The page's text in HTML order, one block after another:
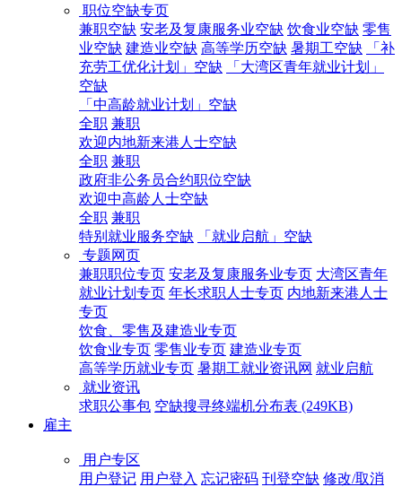
职位空缺专页
兼职空缺 安老及复康服务业空缺 饮食业空缺 零售
业空缺 建造业空缺 高等学历空缺 暑期工空缺
「补
充劳工优化计划」空缺
「大湾区青年就业计划」
空缺
「中高龄就业计划」空缺
全职 兼职
欢迎内地新来港人士空缺
全职 兼职
政府非公务员合约职位空缺
欢迎中高龄人士空缺
全职 兼职
特别就业服务空缺
「就业启航」空缺
专题网页
兼职职位专页 安老及复康服务业专页 大湾区青年
就业计划专页 年长求职人士专页 内地新来港人士
专页
饮食、零售及建造业专页
饮食业专页 零售业专页 建造业专页
高等学历就业专页 暑期工就业资讯网 就业启航
就业资讯
求职公事包 空缺搜寻终端机分布表 (249KB)
雇主
用户专区
用户登记 用户登入 忘记密码 刊登空缺 修改/取消